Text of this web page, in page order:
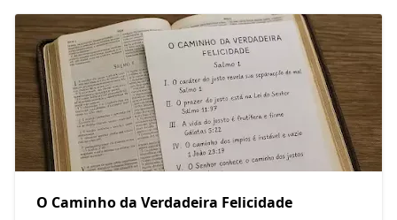
O Caminho da Verdadeira Felicidade